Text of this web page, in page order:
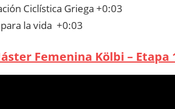
Ciclística Griega +0:03
la vida +0:03
Femenina Kölbi – Etapa